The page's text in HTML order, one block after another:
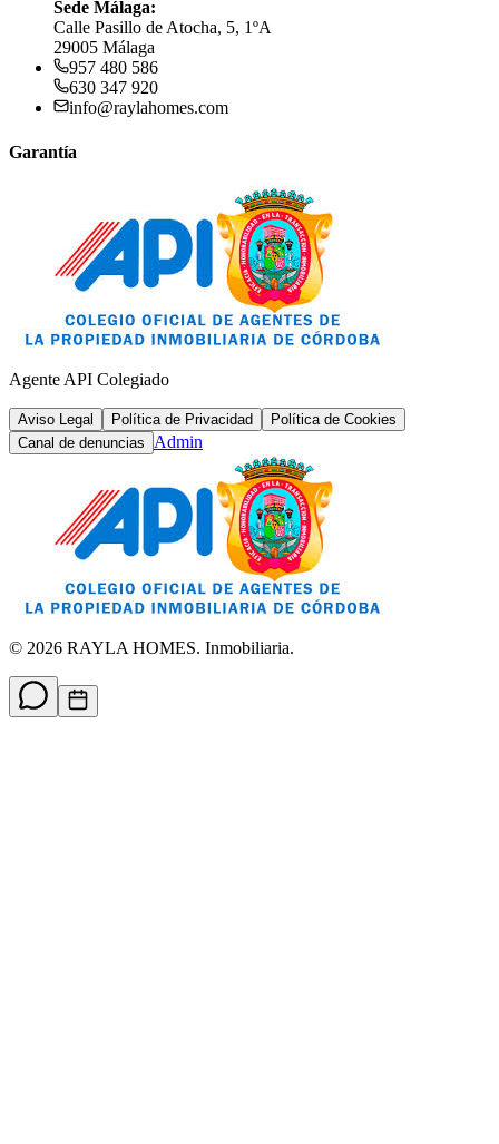
Sede Málaga:
Calle Pasillo de Atocha, 5, 1ºA
29005 Málaga
957 480 586
630 347 920
info@raylahomes.com
Garantía
Agente API Colegiado
Aviso Legal Política de Privacidad
Política de Cookies
Canal de denuncias
Admin
© 2026 RAYLA HOMES. Inmobiliaria.